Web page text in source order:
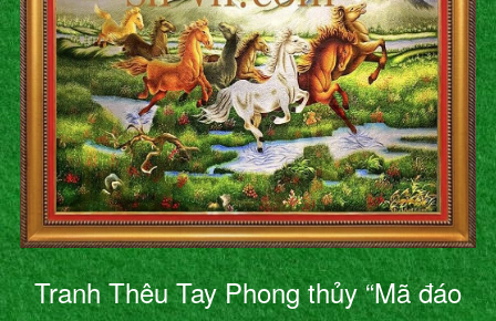
Tranh Thêu Tay Phong thủy “Mã đáo